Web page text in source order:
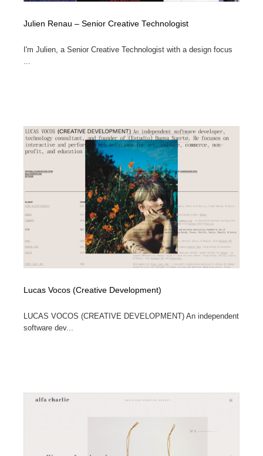
Julien Renau – Senior Creative Technologist
I'm Julien, a Senior Creative Technologist with a design focus
...
Lucas Vocos (Creative Development)
LUCAS VOCOS (CREATIVE DEVELOPMENT) An independent
software dev...